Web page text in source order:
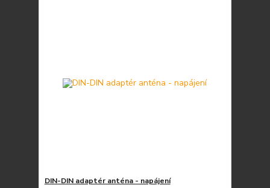
DIN-DIN adaptér anténa - napájení